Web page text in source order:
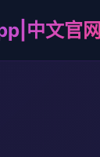
中文官网